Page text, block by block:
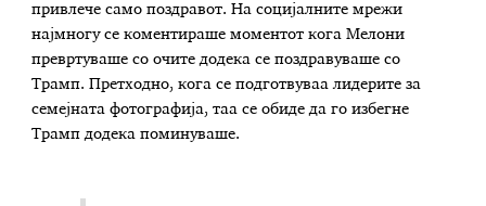
привлече само поздравот. На социјалните мрежи
најмногу се коментираше моментот кога Мелони
превртуваше со очите додека се поздравуваше со
Трамп. Претходно, кога се подготвуваа лидерите за
семејната фотографија, таа се обиде да го избегне
Трамп додека поминуваше.